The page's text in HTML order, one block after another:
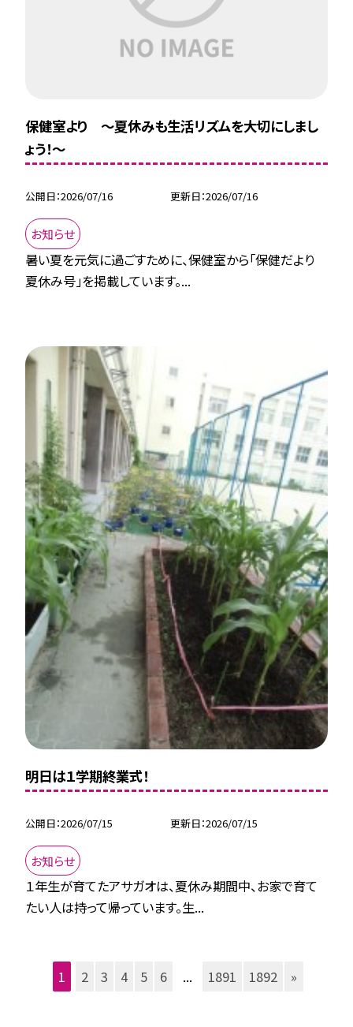
保健室より ～夏休みも生活リズムを大切にしまし
ょう！～
公開日 2026/07/16 更新日 2026/07/16
お知らせ
暑い夏を元気に過ごすために、保健室から「保健だより
夏休み号」を掲載しています。...
明日は１学期終業式！
公開日 2026/07/15 更新日 2026/07/15
お知らせ
１年生が育てたアサガオは、夏休み期間中、お家で育て
たい人は持って帰っています。生...
1 2 3 4 5 6 ... 1891 1892 »